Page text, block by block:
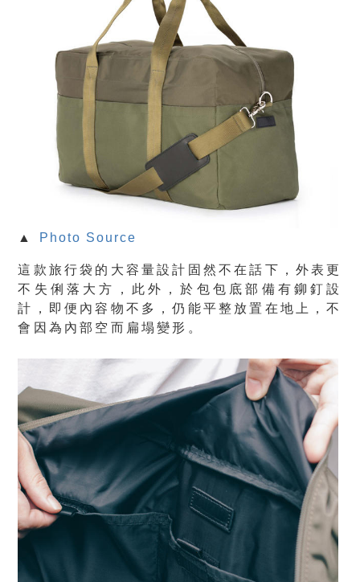
▲ Photo Source
這款旅行袋的大容量設計固然不在話下，外表更
不失俐落大方，此外，於包包底部備有鉚釘設
計，即便內容物不多，仍能平整放置在地上，不
會因為內部空而扁塌變形。